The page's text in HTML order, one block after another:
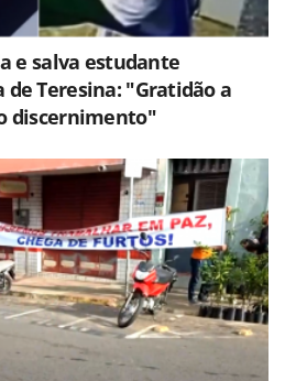
e salva estudante
de Teresina: "Gratidão a
discernimento"